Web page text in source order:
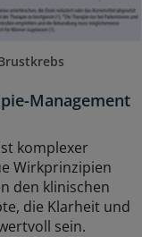
Management
komplexer
Wirkprinzipien
den klinischen
die Klarheit und
sein.